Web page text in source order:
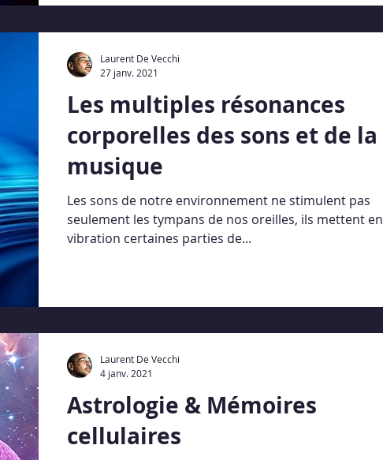
Les multiples résonances
corporelles des sons et de la
musique
Les sons de notre environnement ne stimulent pas
seulement les tympans de nos oreilles, ils mettent en
vibration certaines parties de...
Laurent De Vecchi
27 janv. 2021
Astrologie & Mémoires
cellulaires
Laurent De Vecchi
4 janv. 2021